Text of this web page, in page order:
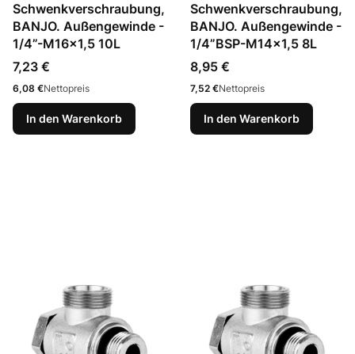
Schwenkverschraubung,
BANJO. Außengewinde -
1/4”-M16x1,5 10L
Preis
7,23 €
Preis
6,08 €Nettopreis
In den Warenkorb
Schwenkverschraubung,
BANJO. Außengewinde -
1/4”BSP-M14x1,5 8L
Preis
8,95 €
Preis
7,52 €Nettopreis
In den Warenkorb